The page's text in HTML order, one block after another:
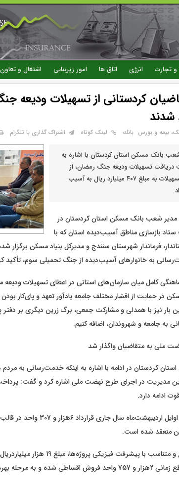
رفتن
به
محتوای
اصلی
تجارت انرژی اتاق ها امور زیربنایی اشتغال و تعاون
کردستانی از تسهیلات ودیعه
شدند
بیمه و بورس بانك لینک کوتاه اشتراک گذاری با تلگرام
بانک مسکن استان کردستان با اشاره به
جهت دریافت تسهیلات ودیعه جنگ رمضان، از
پرداخت تعداد ۷۱ فقره تسهیلات به مبلغ ۴۰۷ میلیارد ریال به آسیب
مدیر شعب بانک مسکن استان کردستان در
بازسازی مناطق آسیب‌دیده استان که با
فرماندار شهرستان سنندج و مدیرکل بنیاد مسکن برگزار
به خانوارهای آسیب‌دیده از جنگ تحمیلی سوم، تأکید
کامل میان سازمان‌های استانی در اعطای تسهیلات
در حمایت از اقشار مختلف جامعه یادآور تعهد و پای‌کار بودن
نیز با همدلی و مشارکت جمعی، برگ زرین دیگری بر دفتر
به جامعه و شهروندان، اضافه کنیم.
کردستان در ادامه با اشاره به اینکه خدمت‌رسانی به
مدیریت در اجرای طرح نهضت ملی اشاره کرد و گفت: پرداخت
ادامه دارد.
منعقد شده است.
وی ادامه داد: از این مبلغ و متناسب با
بهره‌برداری رسیده است.